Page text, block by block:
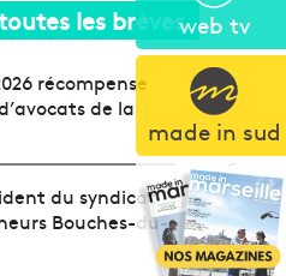
web tv
made in sud
les brèves
récompense
de la
du syndicat
Bouches-du-